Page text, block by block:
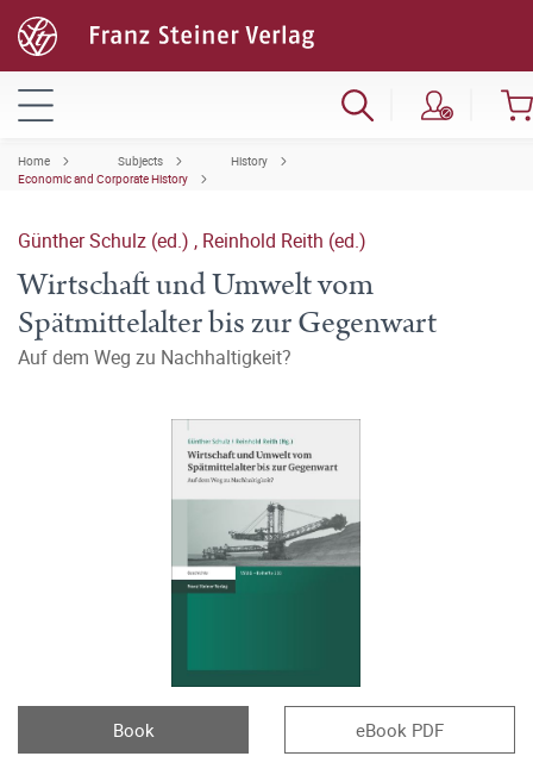
Home Subjects
History
Economic and Corporate History
Günther Schulz (ed.) , Reinhold Reith (ed.)
Wirtschaft und Umwelt vom
Spätmittelalter bis zur Gegenwart
Auf dem Weg zu Nachhaltigkeit?
Book eBook PDF